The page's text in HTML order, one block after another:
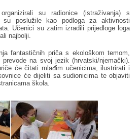
su radionice (istraživanja) s
su poslužile kao podloga za aktivnosti
Učenici su zatim izradili prijedloge loga
najbolji.
fantastičnih priča s ekološkom temom,
na svoj jezik (hrvatski/njemački).
će čitati mlađim učenicima, ilustrirati i
će dijeliti sa sudionicima te objaviti
škola.